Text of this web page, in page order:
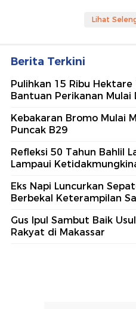
Lihat
Berita Terkini
Pulihkan 15 Ribu
Bantuan Perikanan Mulai
Kebakaran Bromo Mulai
Puncak B29
Refleksi 50 Tahun Bahlil
Lampaui
Eks Napi Luncurkan
Berbekal Keterampilan
Gus Ipul Sambut Baik
Rakyat di Makassar